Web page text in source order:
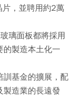
，並聘用約2萬
璃面板都將採用
的製造本土化一
訓基金的擴展，配
製造業的長遠發